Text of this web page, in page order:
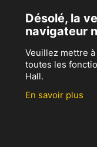
Désolé, la
navigateur
Veuillez mettre
toutes les
Hall.
En savoir plus